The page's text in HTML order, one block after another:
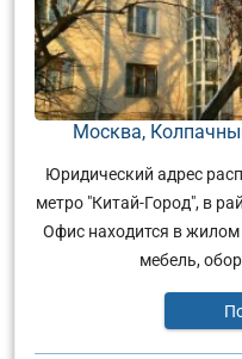
Москва,
Юридический адрес
метро "Китай-Город", в
Офис находится в
мебель,